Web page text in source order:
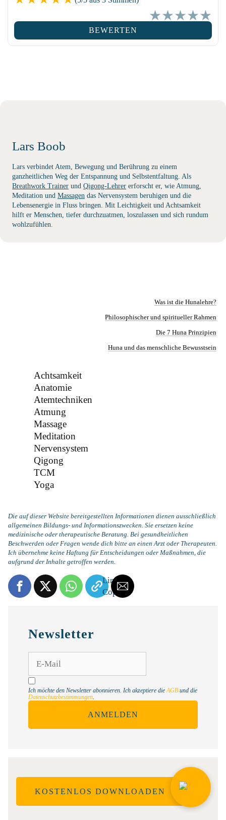
★
★
★
★
★
BEWERTEN
Lars Boob
Lars verbindet Atem, Bewegung und Berührung zu einem
ganzheitlichen Weg der Entspannung und Selbstentfaltung. Als
Breathwork Trainer undQigong-Lehrer erforscht er, wie Atmung,
Meditation undMassagen das Nervensystem beruhigen und die
Lebensenergie in Fluss bringen. Mit Leichtigkeit und Achtsamkeit
hilft er Menschen, tiefer durchzuatmen, loszulassen und sich rundum
wohlzufühlen.
Was ist die Hunalehre?
Philosophischer und spiritueller Rahmen
Die 7 Huna Prinzipien
Huna und das menschliche Bewusstsein
Achtsamkeit
Anatomie
Atemtechniken
Atmung
Massage
Meditation
Nervensystem
Qigong
TCM
Yoga
Die auf dieser Website bereitgestellten Informationen dienen ausschließlich
allgemeinen Bildungs- und Informationszwecken. Sie ersetzen keine
medizinische oder therapeutische Beratung. Bei gesundheitlichen
Beschwerden oder Fragen wende dich bitte an einen Arzt oder Therapeuten.
Ich übernehme keine Haftung für Entscheidungen oder Maßnahmen, die
aufgrund der Inhalte getroffen werden.
Link is
Copied!
Newsletter
Ich möchte den Newsletter abonnieren. Ich akzeptiere dieAGB und die
Datenschutzbestimmungen.
ANMELDEN
KOSTENLOS DOWNLOADEN